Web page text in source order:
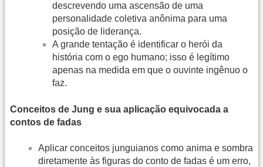
descrevendo uma ascensão de uma
personalidade coletiva anônima para uma
posição de liderança.
A grande tentação é identificar o herói da
história com o ego humano; isso é legítimo
apenas na medida em que o ouvinte ingênuo o
faz.
Conceitos de Jung e sua aplicação equivocada a
contos de fadas
Aplicar conceitos junguianos como anima e sombra
diretamente às figuras do conto de fadas é um erro,